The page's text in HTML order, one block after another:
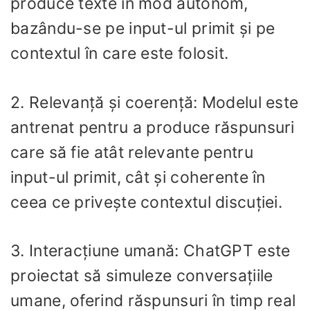
bazându-se pe input-ul primit și pe
contextul în care este folosit.
2. Relevanță și coerență: Modelul este
antrenat pentru a produce răspunsuri
care să fie atât relevante pentru
input-ul primit, cât și coherente în
ceea ce privește contextul discuției.
3. Interacțiune umană: ChatGPT este
proiectat să simuleze conversațiile
umane, oferind răspunsuri în timp real